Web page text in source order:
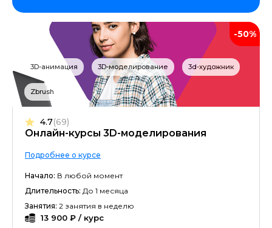
-50%
3D-анимация 3D-моделирование 3d-художник
Zbrush
Онлайн-курсы 3D-моделирования
4.7(69)
Подробнее о курсе
Начало: В любой момент
Длительность: До 1 месяца
Занятия: 2 занятия в неделю
13 900 ₽ / курс